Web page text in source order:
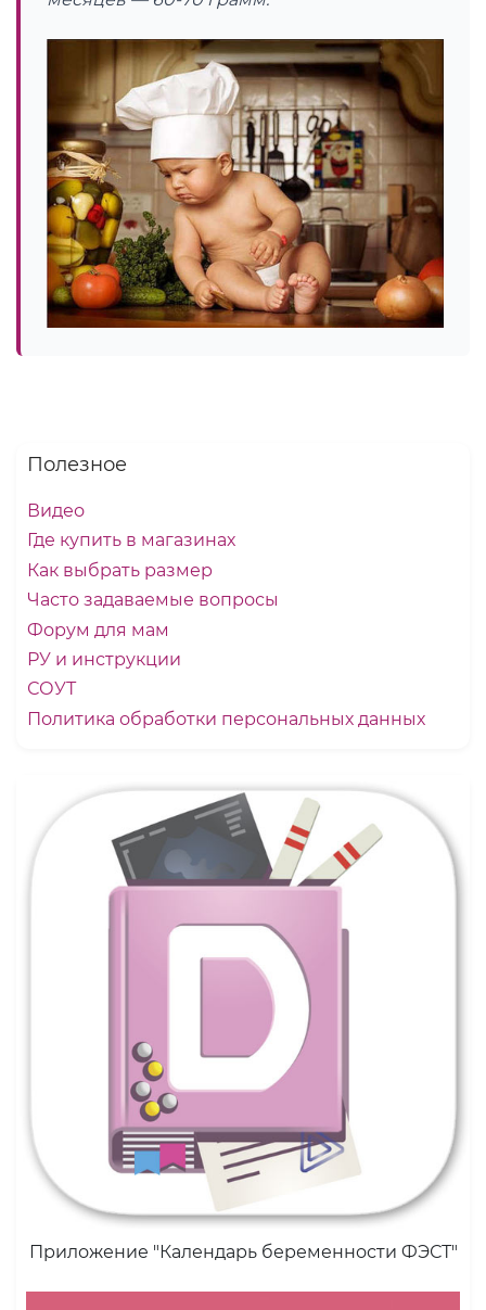
Полезное
Видео
Где купить в магазинах
Как выбрать размер
Часто задаваемые вопросы
Форум для мам
РУ и инструкции
СОУТ
Политика обработки персональных данных
Приложение "Календарь беременности ФЭСТ"